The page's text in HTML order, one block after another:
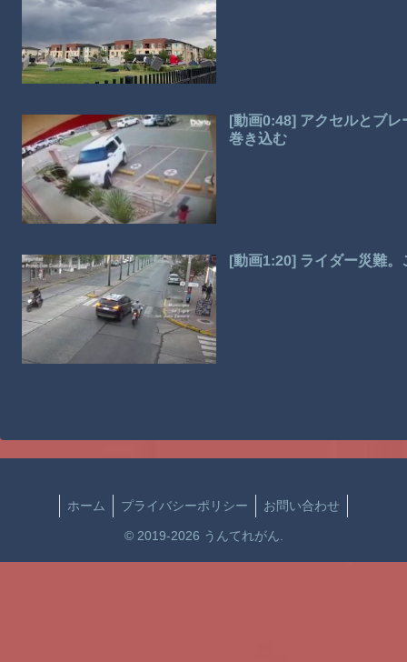
[動画0:48] アクセルとブ
巻き込む
[動画1:20] ライダー災難
ホーム プライバシーポリシー お問い合わせ
© 2019-2026 うんてれがん.